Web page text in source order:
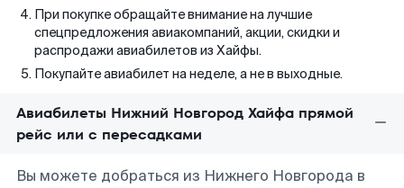
При покупке обращайте внимание на лучшие
спецпредложения авиакомпаний, акции, скидки и
распродажи авиабилетов из Хайфы.
Покупайте авиабилет на неделе, а не в выходные.
Авиабилеты Нижний Новгород Хайфа прямой
рейс или с пересадками
Вы можете добраться из Нижнего Новгорода в